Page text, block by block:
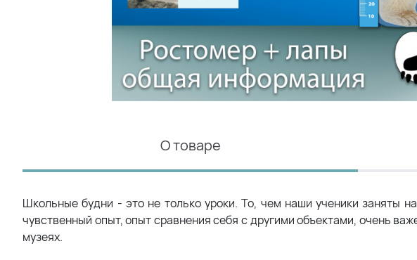
О товаре
Школьные будни - это не только уроки. То, чем наши ученики заняты
чувственный опыт, опыт сравнения себя с другими объектами, очень
музеях.